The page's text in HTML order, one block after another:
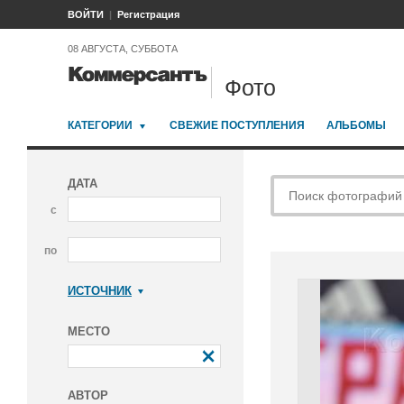
ВОЙТИ Регистрация
08 АВГУСТА, СУББОТА
Фото
КАТЕГОРИИ СВЕЖИЕ ПОСТУПЛЕНИЯ АЛЬБОМЫ
ДАТА
с
по
ИСТОЧНИК
МЕСТО
АВТОР